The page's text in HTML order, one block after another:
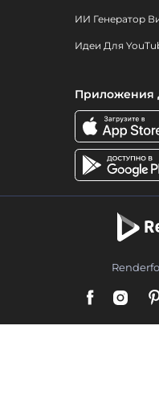
ИИ Генератор
Идеи Для
Приложения